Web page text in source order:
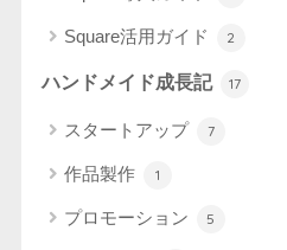
Square活用ガイド 2
ハンドメイド成長記 17
スタートアップ 7
作品製作 1
プロモーション 5